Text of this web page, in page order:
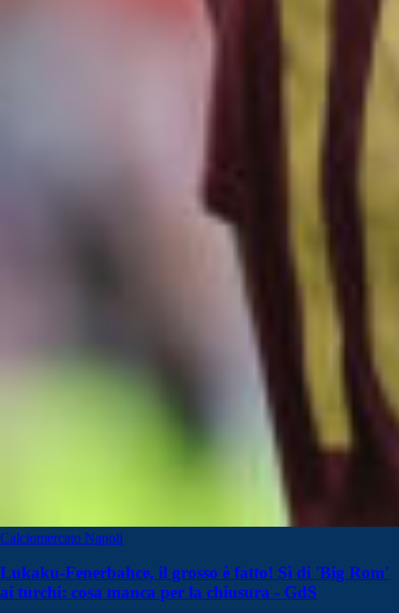
Calciomercato Napoli
Lukaku-Fenerbahce, il grosso è fatto! Sì di 'Big Rom'
ai turchi: cosa manca per la chiusura - GdS